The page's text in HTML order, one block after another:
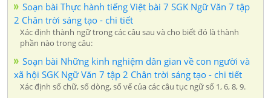
Soạn bài Thực hành tiếng Việt bài 7 SGK Ngữ Văn 7 tập
2 Chân trời sáng tạo - chi tiết
Xác định thành ngữ trong các câu sau và cho biết đó là thành
phần nào trong câu:
Soạn bài Những kinh nghiệm dân gian về con người và
xã hội SGK Ngữ Văn 7 tập 2 Chân trời sáng tạo - chi tiết
Xác định số chữ, số dòng, số vế của các câu tục ngữ số 1, 6, 8, 9.